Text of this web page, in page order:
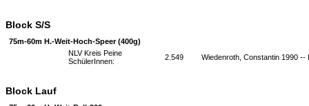
Block S/S
75m-60m H.-Weit-Hoch-Speer (400g)
NLV Kreis Peine
SchülerInnen:
2.549 Wiedenroth, Constantin 1990 --
Block Lauf